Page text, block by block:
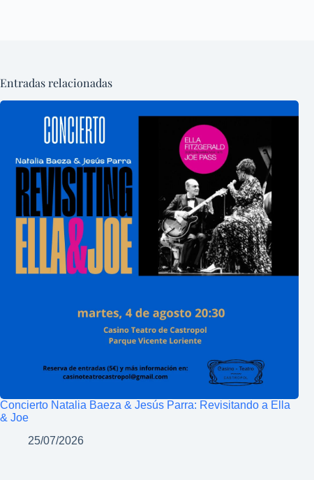
Entradas relacionadas
Concierto Natalia Baeza & Jesús Parra: Revisitando a Ella
& Joe
25/07/2026